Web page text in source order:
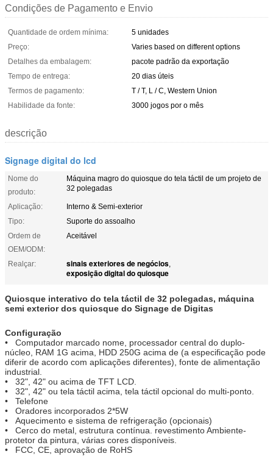
Condições de Pagamento e Envio
Quantidade de ordem mínima:
5 unidades
Preço:
Varies based on different options
Detalhes da embalagem:
pacote padrão da exportação
Tempo de entrega:
20 dias úteis
Termos de pagamento:
T / T, L / C, Western Union
Habilidade da fonte:
3000 jogos por o mês
descrição
Signage digital do lcd
Nome do
produto:
Máquina magro do quiosque do tela táctil de um projeto de
32 polegadas
Aplicação:
Interno & Semi-exterior
Tipo:
Suporte do assoalho
Ordem de
OEM/ODM:
Aceitável
Realçar: sinais exteriores de negócios,
exposição digital do quiosque
Quiosque interativo do tela táctil de 32 polegadas, máquina
semi exterior dos quiosque do Signage de Digitas
Configuração
• Computador marcado nome, processador central do duplo-
núcleo, RAM 1G acima, HDD 250G acima de (a especificação pode
diferir de acordo com aplicações diferentes), fonte de alimentação
industrial.
• 32", 42" ou acima de TFT LCD.
• 32", 42" ou tela táctil acima, tela táctil opcional do multi-ponto.
• Telefone
• Oradores incorporados 2*5W
• Aquecimento e sistema de refrigeração (opcionais)
• Cerco do metal, estrutura contínua. revestimento Ambiente-
protetor da pintura, várias cores disponíveis.
• FCC, CE, aprovação de RoHS